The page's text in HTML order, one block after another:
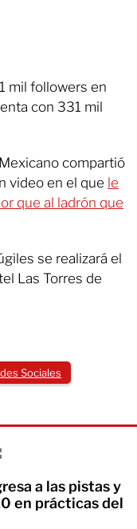
mil followers en
con 331 mil
compartió
video en el que le
que al ladrón que
se realizará el
Las Torres de
Sociales
a las pistas y
en prácticas del